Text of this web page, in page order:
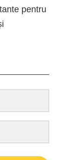
pentru